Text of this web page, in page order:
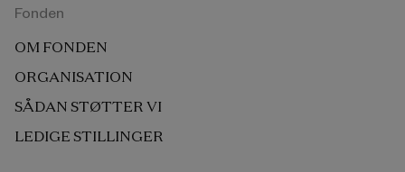
Fonden
OM FONDEN
ORGANISATION
SÅDAN STØTTER VI
LEDIGE STILLINGER